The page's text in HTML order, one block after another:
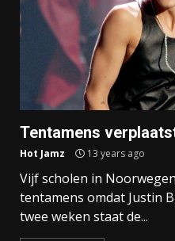
Tentamens
Hot Jamz 13 years ago
Vijf scholen in
tentamens omdat Justin
twee weken staat de...